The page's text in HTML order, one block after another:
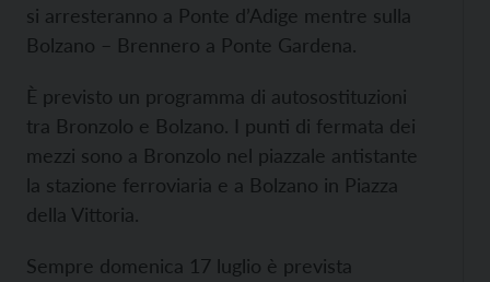
si arresteranno a Ponte d’Adige mentre sulla
Bolzano – Brennero a Ponte Gardena.
È previsto un programma di autosostituzioni
tra Bronzolo e Bolzano. I punti di fermata dei
mezzi sono a Bronzolo nel piazzale antistante
la stazione ferroviaria e a Bolzano in Piazza
della Vittoria.
Sempre domenica 17 luglio è prevista